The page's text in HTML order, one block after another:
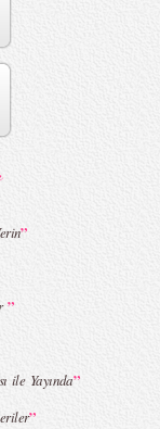
Erdoğan 2015 Yaz
2015 Yaz Koleksiyonu
”
”
ile Yayında”
”